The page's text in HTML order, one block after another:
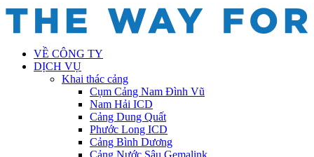
VỀ CÔNG TY
DỊCH VỤ
Khai thác cảng
Cụm Cảng Nam Đình Vũ
Nam Hải ICD
Cảng Dung Quất
Phước Long ICD
Cảng Bình Dương
Cảng Nước Sâu Gemalink